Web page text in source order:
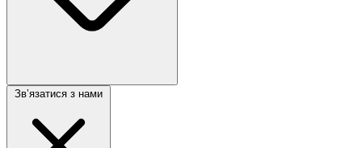
Звʼязатися з нами